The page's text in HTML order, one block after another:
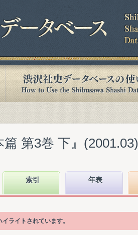
第3巻 下』(2001.03)
索引 年表
ライトされています。